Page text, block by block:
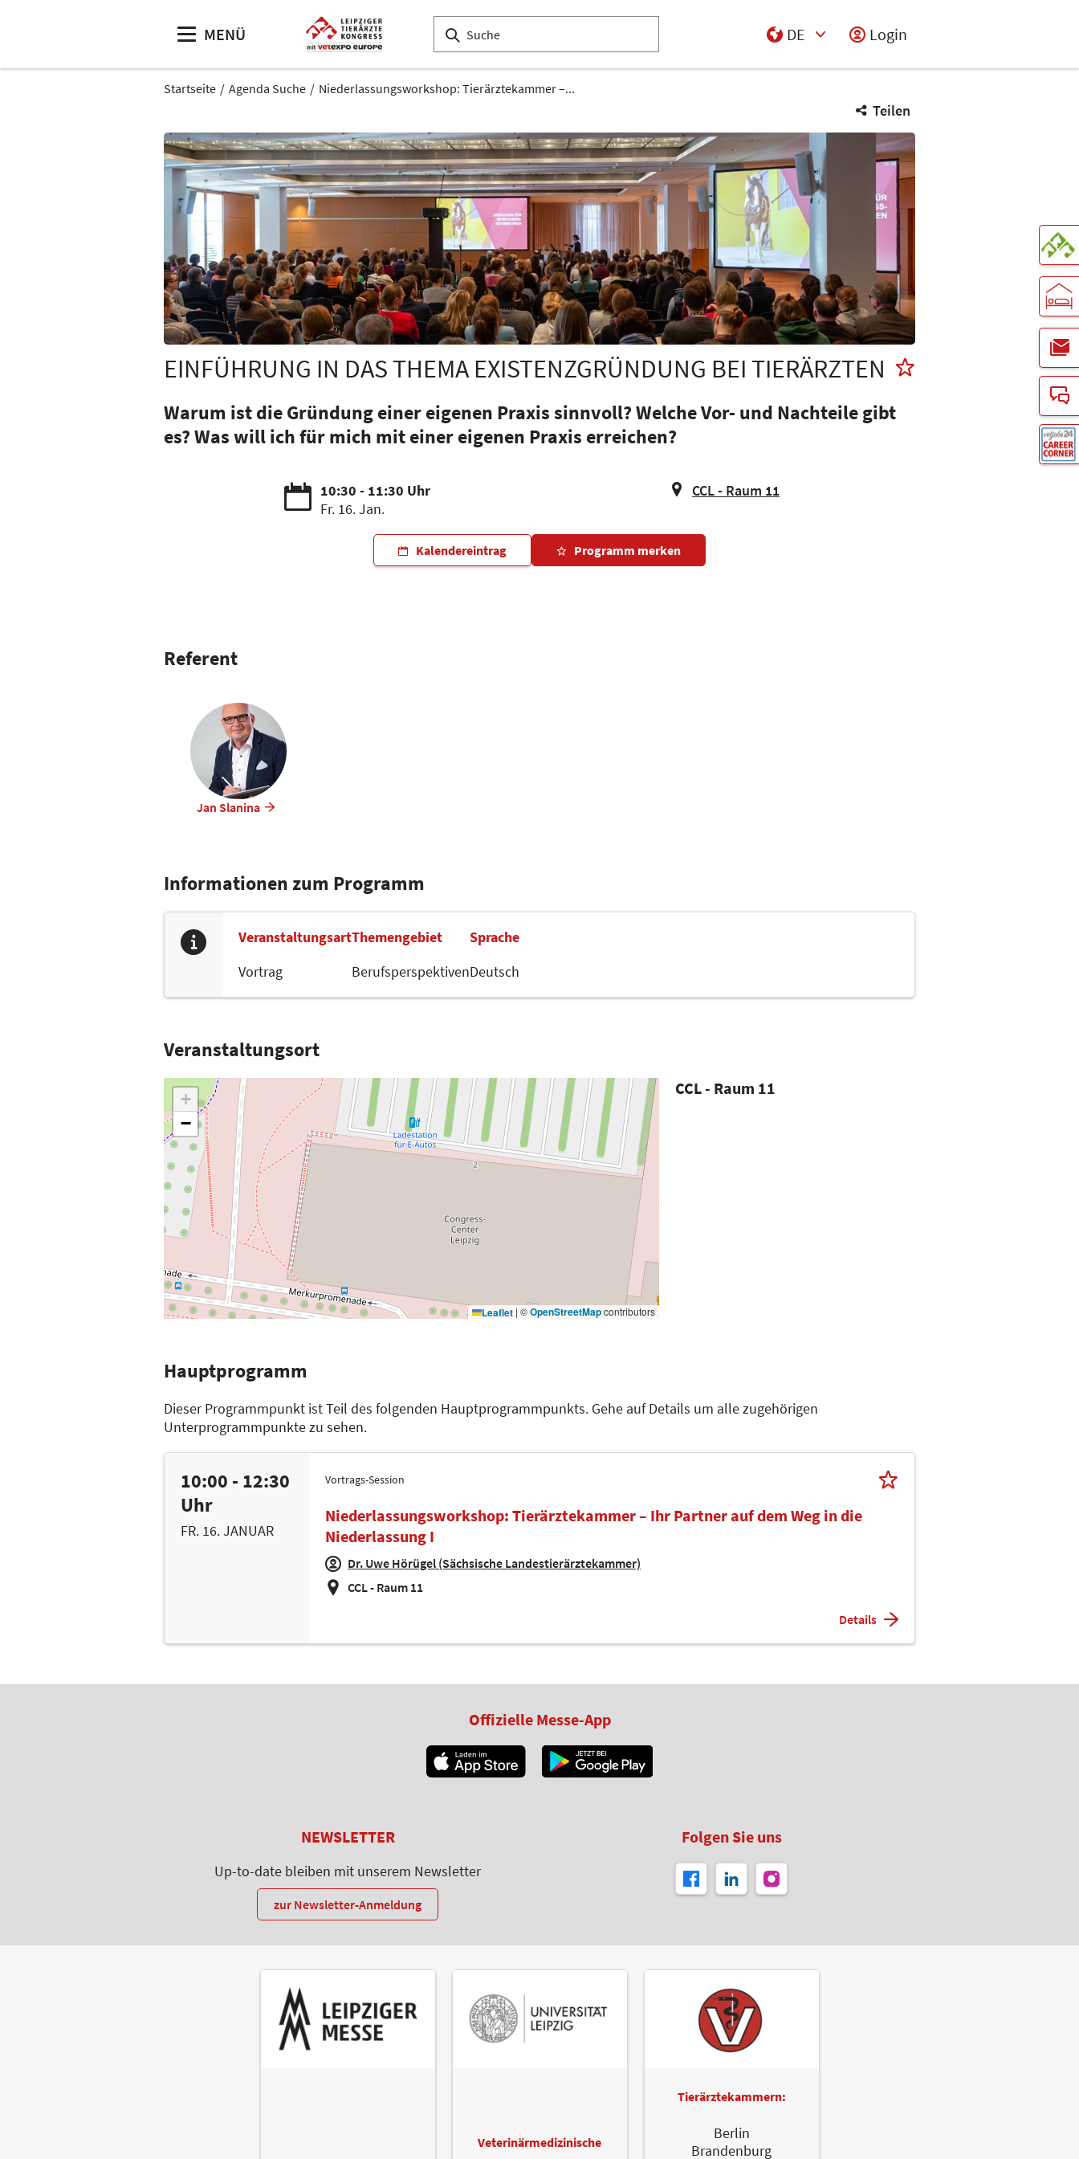
MENÜ
DE
Login
Startseite Agenda Suche Niederlassungsworkshop: Tierärztekammer –...
Teilen
EINFÜHRUNG IN DAS THEMA EXISTENZGRÜNDUNG BEI TIERÄRZTEN
Warum ist die Gründung einer eigenen Praxis sinnvoll? Welche Vor- und Nachteile gibt
es? Was will ich für mich mit einer eigenen Praxis erreichen?
10:30 - 11:30 Uhr
Fr. 16. Jan.
CCL - Raum 11
Kalendereintrag Programm merken
Referent
Jan Slanina
Informationen zum Programm
Veranstaltungsart
Vortrag
Themengebiet
Berufsperspektiven
Sprache
Deutsch
Veranstaltungsort
+
−
Leaflet | ©OpenStreetMapcontributors
CCL - Raum 11
Hauptprogramm
Dieser Programmpunkt ist Teil des folgenden Hauptprogrammpunkts. Gehe auf Details um alle zugehörigen
Unterprogrammpunkte zu sehen.
10:00 - 12:30
Uhr
FR. 16. JANUAR
Vortrags-Session
Niederlassungsworkshop: Tierärztekammer – Ihr Partner auf dem Weg in die
Niederlassung I
Dr. Uwe Hörügel (Sächsische Landestierärztekammer)
CCL - Raum 11
Details
Offizielle Messe-App
NEWSLETTER
Up-to-date bleiben mit unserem Newsletter
zur Newsletter-Anmeldung
Folgen Sie uns
Veterinärmedizinische
Tierärztekammern:
Berlin
Brandenburg